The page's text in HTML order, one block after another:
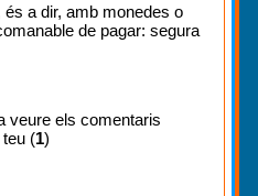
és a dir, amb monedes o
de pagar: segura
veure els comentaris
(1)